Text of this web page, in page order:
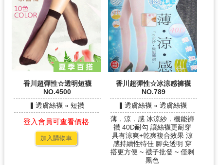
香川超彈性☆透明短襪
NO.4500
▍透膚絲襪 » 短襪
登入會員可查看價格
加入購物車
香川超彈性☆冰涼感褲襪
NO.789
▍透膚絲襪 » 透膚絲襪
薄．涼．感 冰涼紗．機能褲
襪 40D耐勾 讓絲襪更耐穿
具有涼爽+乾爽複合效果 涼
感持續性特佳 腳尖透明 穿
搭更方便 ~ 襪子批發 ~ 僅剩
黑色